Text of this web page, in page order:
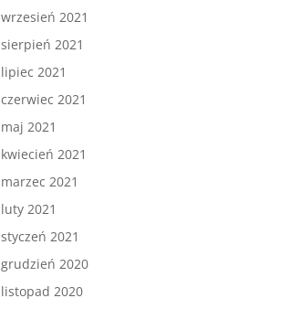
wrzesień 2021
sierpień 2021
lipiec 2021
czerwiec 2021
maj 2021
kwiecień 2021
marzec 2021
luty 2021
styczeń 2021
grudzień 2020
listopad 2020